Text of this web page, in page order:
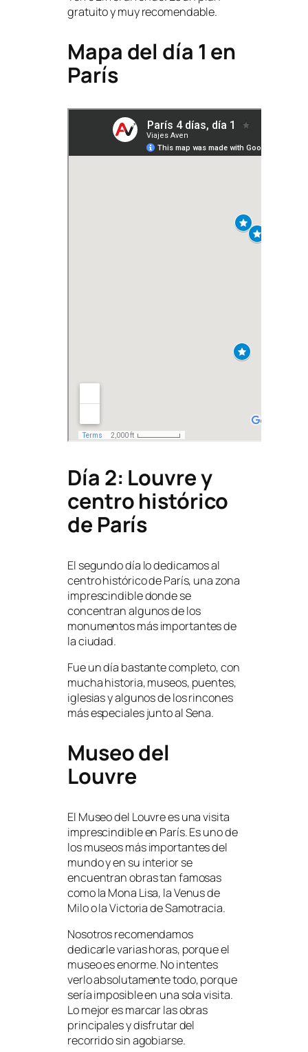
gratuito y muy recomendable.
Mapa del día 1 en
París
Día 2: Louvre y
centro histórico
de París
El segundo día lo dedicamos al
centro histórico de París, una zona
imprescindible donde se
concentran algunos de los
monumentos más importantes de
la ciudad.
Fue un día bastante completo, con
mucha historia, museos, puentes,
iglesias y algunos de los rincones
más especiales junto al Sena.
Museo del
Louvre
El Museo del Louvre es una visita
imprescindible en París. Es uno de
los museos más importantes del
mundo y en su interior se
encuentran obras tan famosas
como la Mona Lisa, la Venus de
Milo o la Victoria de Samotracia.
Nosotros recomendamos
dedicarle varias horas, porque el
museo es enorme. No intentes
verlo absolutamente todo, porque
sería imposible en una sola visita.
Lo mejor es marcar las obras
principales y disfrutar del
recorrido sin agobiarse.